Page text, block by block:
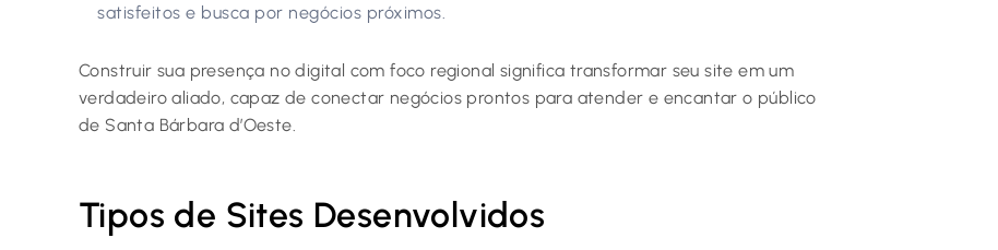
satisfeitos e busca por negócios próximos.
Construir sua presença no digital com foco regional significa transformar seu site em um
verdadeiro aliado, capaz de conectar negócios prontos para atender e encantar o público
de Santa Bárbara d’Oeste.
Tipos de Sites Desenvolvidos